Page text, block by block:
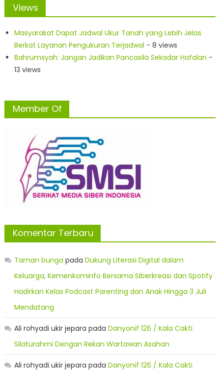
Views
Masyarakat Dapat Jadwal Ukur Tanah yang Lebih Jelas
Berkat Layanan Pengukuran Terjadwal - 8 views
Bahrumsyah: Jangan Jadikan Pancasila Sekadar Hafalan -
13 views
Member Of
Komentar Terbaru
Taman bunga pada Dukung Literasi Digital dalam
Keluarga, Kemenkominfo Bersama Siberkreasi dan Spotify
Hadirkan Kelas Podcast Parenting dan Anak Hingga 3 Juli
Mendatang
Ali rohyadi ukir jepara pada Danyonif 126 / Kala Cakti
Silaturahmi Dengan Rekan Wartawan Asahan
Ali rohyadi ukir jepara pada Danyonif 126 / Kala Cakti